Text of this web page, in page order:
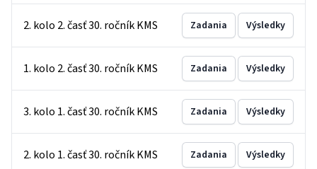
2. kolo 2. časť 30. ročník KMS Zadania Výsledky
1. kolo 2. časť 30. ročník KMS Zadania Výsledky
3. kolo 1. časť 30. ročník KMS Zadania Výsledky
2. kolo 1. časť 30. ročník KMS Zadania Výsledky